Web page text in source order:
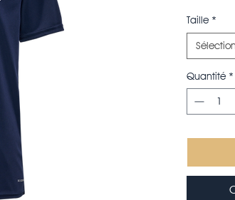
Taille *
Quantité *